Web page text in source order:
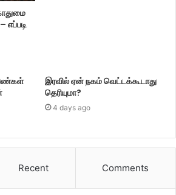
எப்படி
இரவில் ஏன் நகம் வெட்டக்கூடாது
தெரியுமா?
4 days ago
Recent Comments